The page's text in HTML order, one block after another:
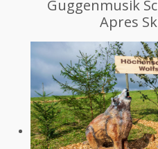
Guggenmusik
Apres